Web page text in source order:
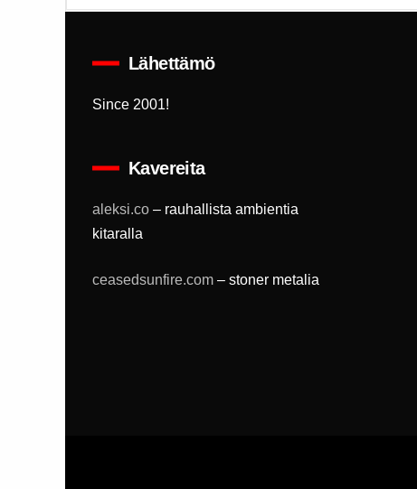
Lähettämö
Since 2001!
Kavereita
aleksi.co – rauhallista ambientia
kitaralla
ceasedsunfire.com – stoner metalia